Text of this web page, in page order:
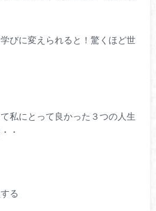
びに変えられると！驚くほど世
私にとって良かった３つの人生
・
る